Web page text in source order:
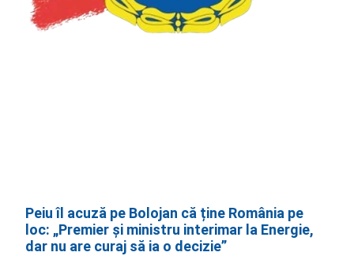
Peiu îl acuză pe Bolojan că ține România pe
loc: „Premier și ministru interimar la Energie,
dar nu are curaj să ia o decizie”